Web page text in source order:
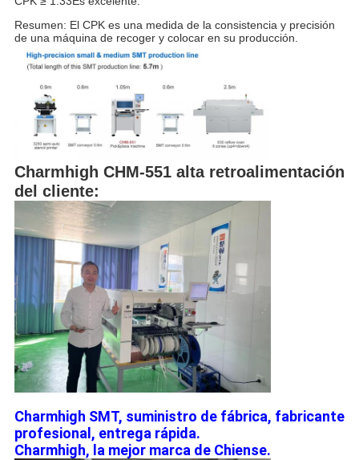
Resumen: El CPK es una medida de la consistencia y precisión
de una máquina de recoger y colocar en su producción.
Charmhigh CHM-551 alta retroalimentación
del cliente:
Charmhigh SMT, suministro de fábrica, fabricante
profesional, entrega rápida.
Charmhigh, la mejor marca de Chiense.